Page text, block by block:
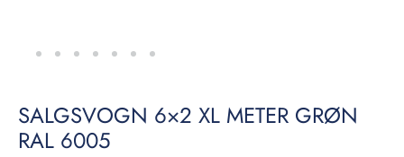
SALGSVOGN 6×2 XL METER GRØN
RAL 6005